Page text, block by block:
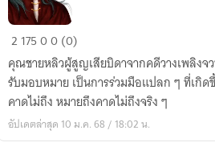
กระต่าย
ครอบ
ครอง
จันทร์
2 17500 (0)
คุณชายหลิวผู้สูญเสียบิดาจากคดีวางเพลิง
รับมอบหมาย เป็นการร่วมมือแปลก ๆ ที่เกิ
คาดไม่ถึง หมายถึงคาดไม่ถึงจริง ๆ
อัปเดตล่าสุด 10 ม.ค. 68 / 18:02 น.